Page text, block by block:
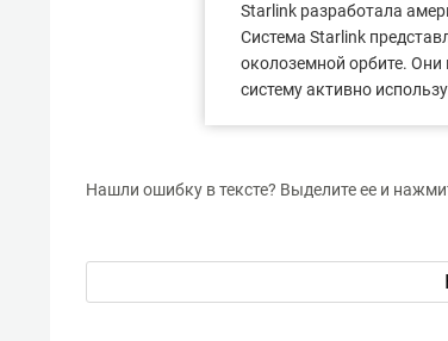
Starlink разработала
Система Starlink
околоземной орбите. Они
систему активно
Нашли ошибку в тексте? Выделите ее и